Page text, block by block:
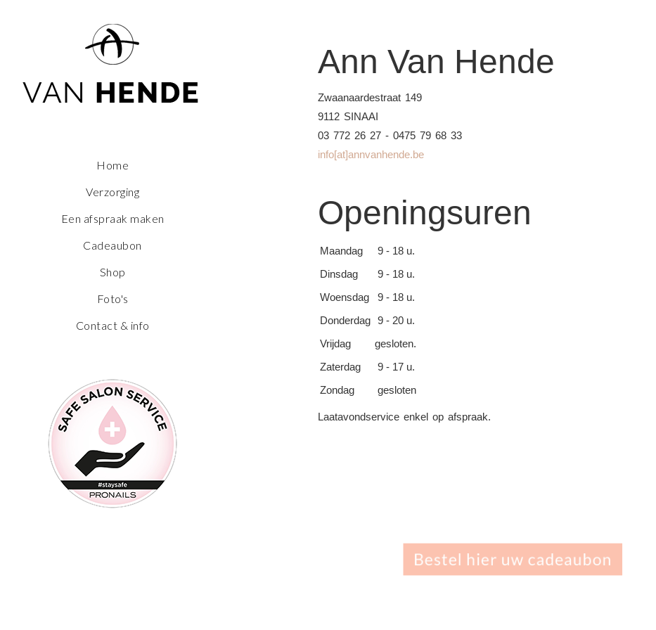
Home
Verzorging
Een afspraak maken
Cadeaubon
Shop
Foto's
Contact & info
Ann Van Hende
Zwaanaardestraat 149
9112 SINAAI
03 772 26 27 - 0475 79 68 33
info[at]annvanhende.be
Openingsuren
Maandag
9 - 18 u.
Dinsdag
9 - 18 u.
Woensdag
9 - 18 u.
Donderdag
9 - 20 u.
Vrijdag
gesloten.
Zaterdag
9 - 17 u.
Zondag
gesloten
Laatavondservice enkel op afspraak.